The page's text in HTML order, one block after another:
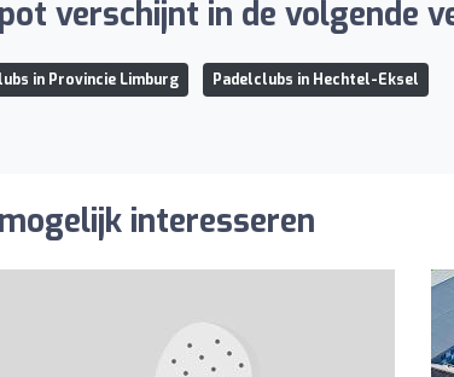
verschijnt in de volgende
in Provincie Limburg Padelclubs in Hechtel-Eksel
interesseren